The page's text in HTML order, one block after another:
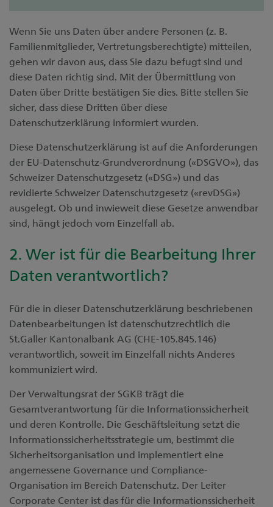
Wenn Sie uns Daten über andere Personen (z. B.
Familienmitglieder, Vertretungsberechtigte) mitteilen,
gehen wir davon aus, dass Sie dazu befugt sind und
diese Daten richtig sind. Mit der Übermittlung von
Daten über Dritte bestätigen Sie dies. Bitte stellen Sie
sicher, dass diese Dritten über diese
Datenschutzerklärung informiert wurden.
Diese Datenschutzerklärung ist auf die Anforderungen
der EU-Datenschutz-Grundverordnung («DSGVO»), das
Schweizer Datenschutzgesetz («DSG») und das
revidierte Schweizer Datenschutzgesetz («revDSG»)
ausgelegt. Ob und inwieweit diese Gesetze anwendbar
sind, hängt jedoch vom Einzelfall ab.
2. Wer ist für die Bearbeitung Ihrer
Daten verantwortlich?
Für die in dieser Datenschutzerklärung beschriebenen
Datenbearbeitungen ist datenschutzrechtlich die
St.Galler Kantonalbank AG (CHE-105.845.146)
verantwortlich, soweit im Einzelfall nichts Anderes
kommuniziert wird.
Der Verwaltungsrat der SGKB trägt die
Gesamtverantwortung für die Informationssicherheit
und deren Kontrolle. Die Geschäftsleitung setzt die
Informationssicherheitsstrategie um, bestimmt die
Sicherheitsorganisation und implementiert eine
angemessene Governance und Compliance-
Organisation im Bereich Datenschutz. Der Leiter
Corporate Center ist das für die Informationssicherheit